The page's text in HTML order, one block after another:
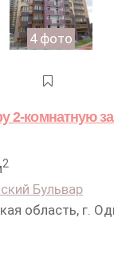
4 фото
2-комнатную
2
Бульвар
область, г.